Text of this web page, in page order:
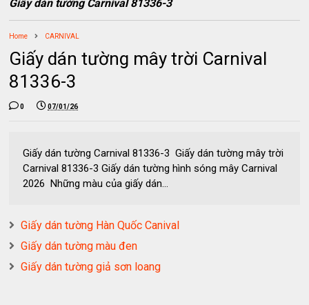
Giấy dán tường Carnival 81336-3
Home CARNIVAL
Giấy dán tường mây trời Carnival
81336-3
0 07/01/26
Giấy dán tường Carnival 81336-3 Giấy dán tường mây trời
Carnival 81336-3 Giấy dán tường hình sóng mây Carnival
2026 Những màu của giấy dán...
Giấy dán tường Hàn Quốc Canival
Giấy dán tường màu đen
Giấy dán tường giả sơn loang